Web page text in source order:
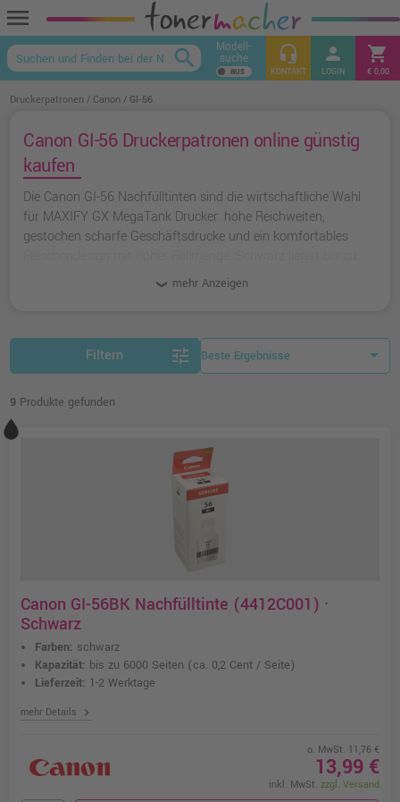
menu
keyboard_arrow_up
search Modell-
suche headset_mic
KONTAKT
person
LOGIN
shopping_cart
€ 0,00
Druckerpatronen Canon GI-56
Canon GI-56 Druckerpatronen online günstig
kaufen
Die Canon GI-56 Nachfülltinten sind die wirtschaftliche Wahl
für MAXIFY GX MegaTank Drucker: hohe Reichweiten,
gestochen scharfe Geschäftsdrucke und ein komfortables
6.000 Seiten, die Farben erreichen bis zu 14.000 Seiten
Reichweiten. Für Sparfüchse bieten wir auch kostengünstige
mehr Anzeigen
Filtern tune
9 Produkte gefunden
Canon GI-56BK Nachfülltinte (4412C001) ·
Schwarz
Farben: schwarz
Kapazität: bis zu 6000 Seiten (ca. 0,2 Cent / Seite)
Lieferzeit: 1-2 Werktage
mehr Details chevron_right
o. MwSt. 11,76 €
13,99 €
inkl. MwSt. zzgl. Versand